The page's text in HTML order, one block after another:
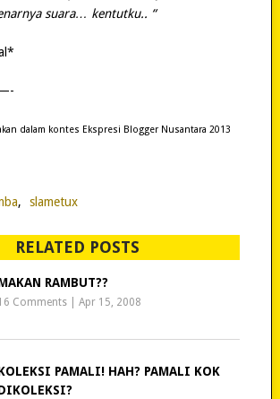
suara… kentutku.. “
dalam kontes Ekspresi Blogger Nusantara 2013
, slametux
RELATED POSTS
RAMBUT??
Comments |Apr 15, 2008
PAMALI! HAH? PAMALI KOK